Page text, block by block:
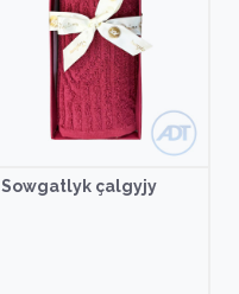
Sowgatlyk çalgyjy